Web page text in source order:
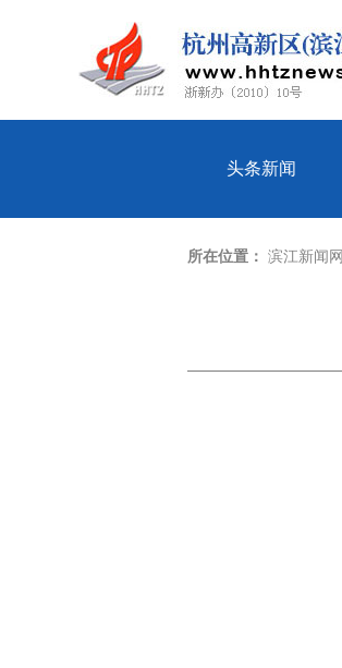
头条新闻
所在位置： 滨江新闻网